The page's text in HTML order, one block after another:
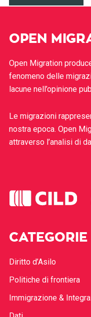
OPEN
Open Migration
fenomeno delle
lacune nell’opinione
Le migrazioni
nostra epoca. Open
attraverso l’analisi di
CATEGORIE
Diritto d’Asilo
Politiche di frontiera
Immigrazione &